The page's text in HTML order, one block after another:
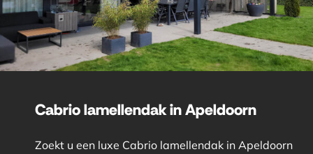
Cabrio lamellendak in Apeldoorn
Zoekt u een luxe Cabrio lamellendak in Apeldoorn